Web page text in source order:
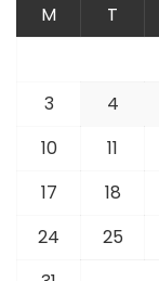
M T
3
4
10
11
17
18
24
25